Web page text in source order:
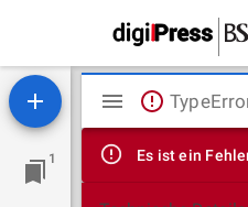
1
Mirador
Viewer
Es ist ein